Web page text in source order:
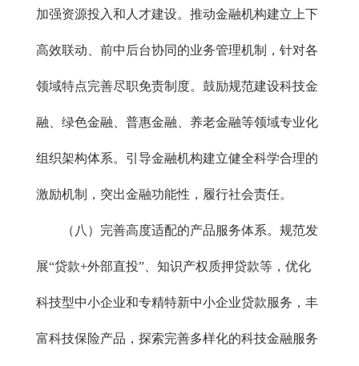
加强资源投入和人才建设。推动金融机构建立上下
高效联动、前中后台协同的业务管理机制，针对各
领域特点完善尽职免责制度。鼓励规范建设科技金
融、绿色金融、普惠金融、养老金融等领域专业化
组织架构体系。引导金融机构建立健全科学合理的
激励机制，突出金融功能性，履行社会责任。
（八）完善高度适配的产品服务体系。规范发
展“贷款+外部直投”、知识产权质押贷款等，优化
科技型中小企业和专精特新中小企业贷款服务，丰
富科技保险产品，探索完善多样化的科技金融服务